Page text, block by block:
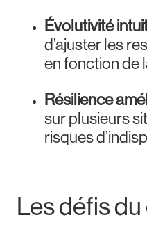
Évolutivité
d’ajuster les
en fonction de
Résilience
sur plusieurs
risques
Les défis du